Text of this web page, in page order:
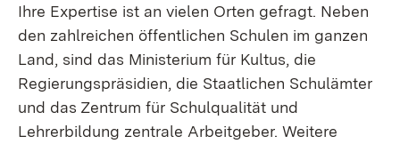
Ihre Expertise ist an vielen Orten gefragt. Neben
den zahlreichen öffentlichen Schulen im ganzen
Land, sind das Ministerium für Kultus, die
Regierungspräsidien, die Staatlichen Schulämter
und das Zentrum für Schulqualität und
Lehrerbildung zentrale Arbeitgeber. Weitere